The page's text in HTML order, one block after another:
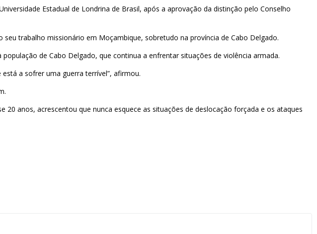
Estadual de Londrina de Brasil, após a aprovação da distinção pelo Conselho
trabalho missionário em Moçambique, sobretudo na província de Cabo Delgado.
de Cabo Delgado, que continua a enfrentar situações de violência armada.
a sofrer uma guerra terrível”, afirmou.
anos, acrescentou que nunca esquece as situações de deslocação forçada e os ataques